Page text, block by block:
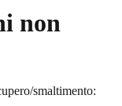
non
smaltimento: